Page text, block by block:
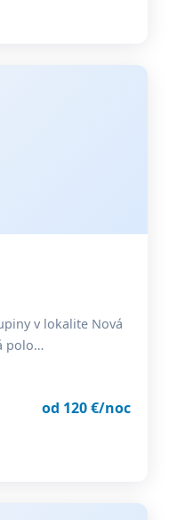
v lokalite Nová
polo…
od 120 €/noc